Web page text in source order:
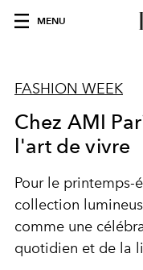
MENU
FASHION WEEK
Chez AMI
l'art de vivre
Pour le printemps-
collection
comme une
quotidien et de la